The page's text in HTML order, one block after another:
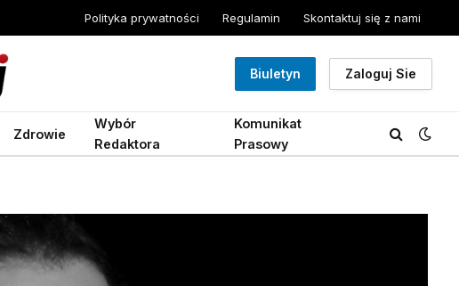
Polityka prywatności Regulamin Skontaktuj się z nami
Biuletyn Zaloguj Sie
Zdrowie
Wybór
Redaktora
Komunikat
Prasowy